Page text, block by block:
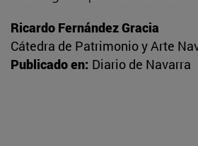
Ricardo Fernández Gracia
Cátedra de Patrimonio y Arte
Publicado en: Diario de Navarra